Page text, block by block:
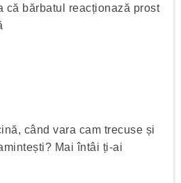
că bărbatul reacționază prost
când vara cam trecuse și
Mai întâi ți-ai